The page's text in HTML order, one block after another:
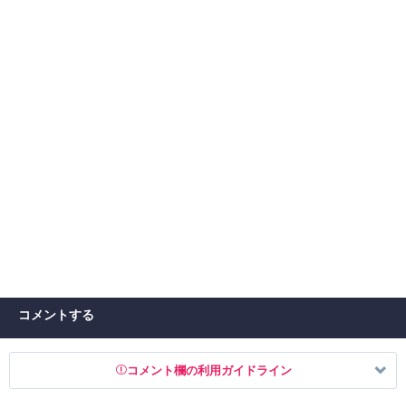
コメントする
コメント欄の利用ガイドライン